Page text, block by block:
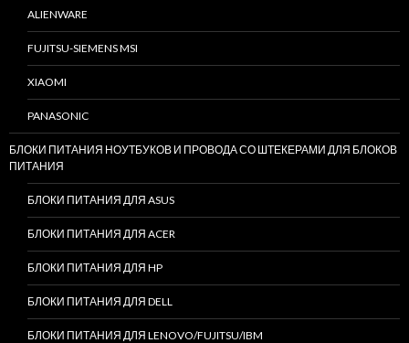
ALIENWARE
FUJITSU-SIEMENS MSI
XIAOMI
PANASONIC
БЛОКИ ПИТАНИЯ НОУТБУКОВ И ПРОВОДА СО ШТЕКЕРАМИ ДЛЯ БЛОКОВ
ПИТАНИЯ
БЛОКИ ПИТАНИЯ ДЛЯ ASUS
БЛОКИ ПИТАНИЯ ДЛЯ ACER
БЛОКИ ПИТАНИЯ ДЛЯ HP
БЛОКИ ПИТАНИЯ ДЛЯ DELL
БЛОКИ ПИТАНИЯ ДЛЯ LENOVO/FUJITSU/IBM